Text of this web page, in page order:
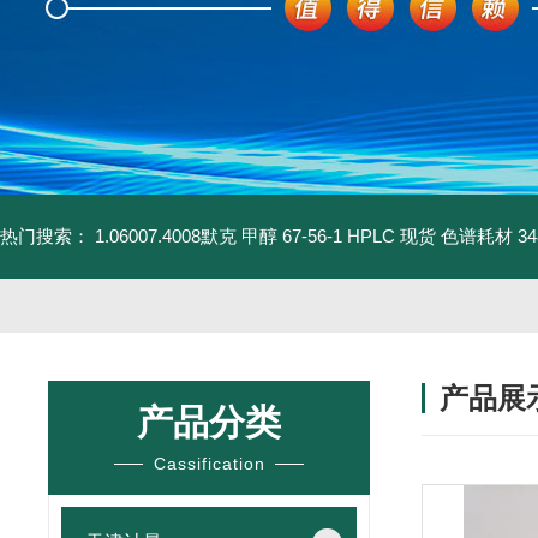
热门搜索： 1.06007.4008默克 甲醇 67-56-1 HPLC 现货 色谱耗材
产品分类
Cassification
产品展